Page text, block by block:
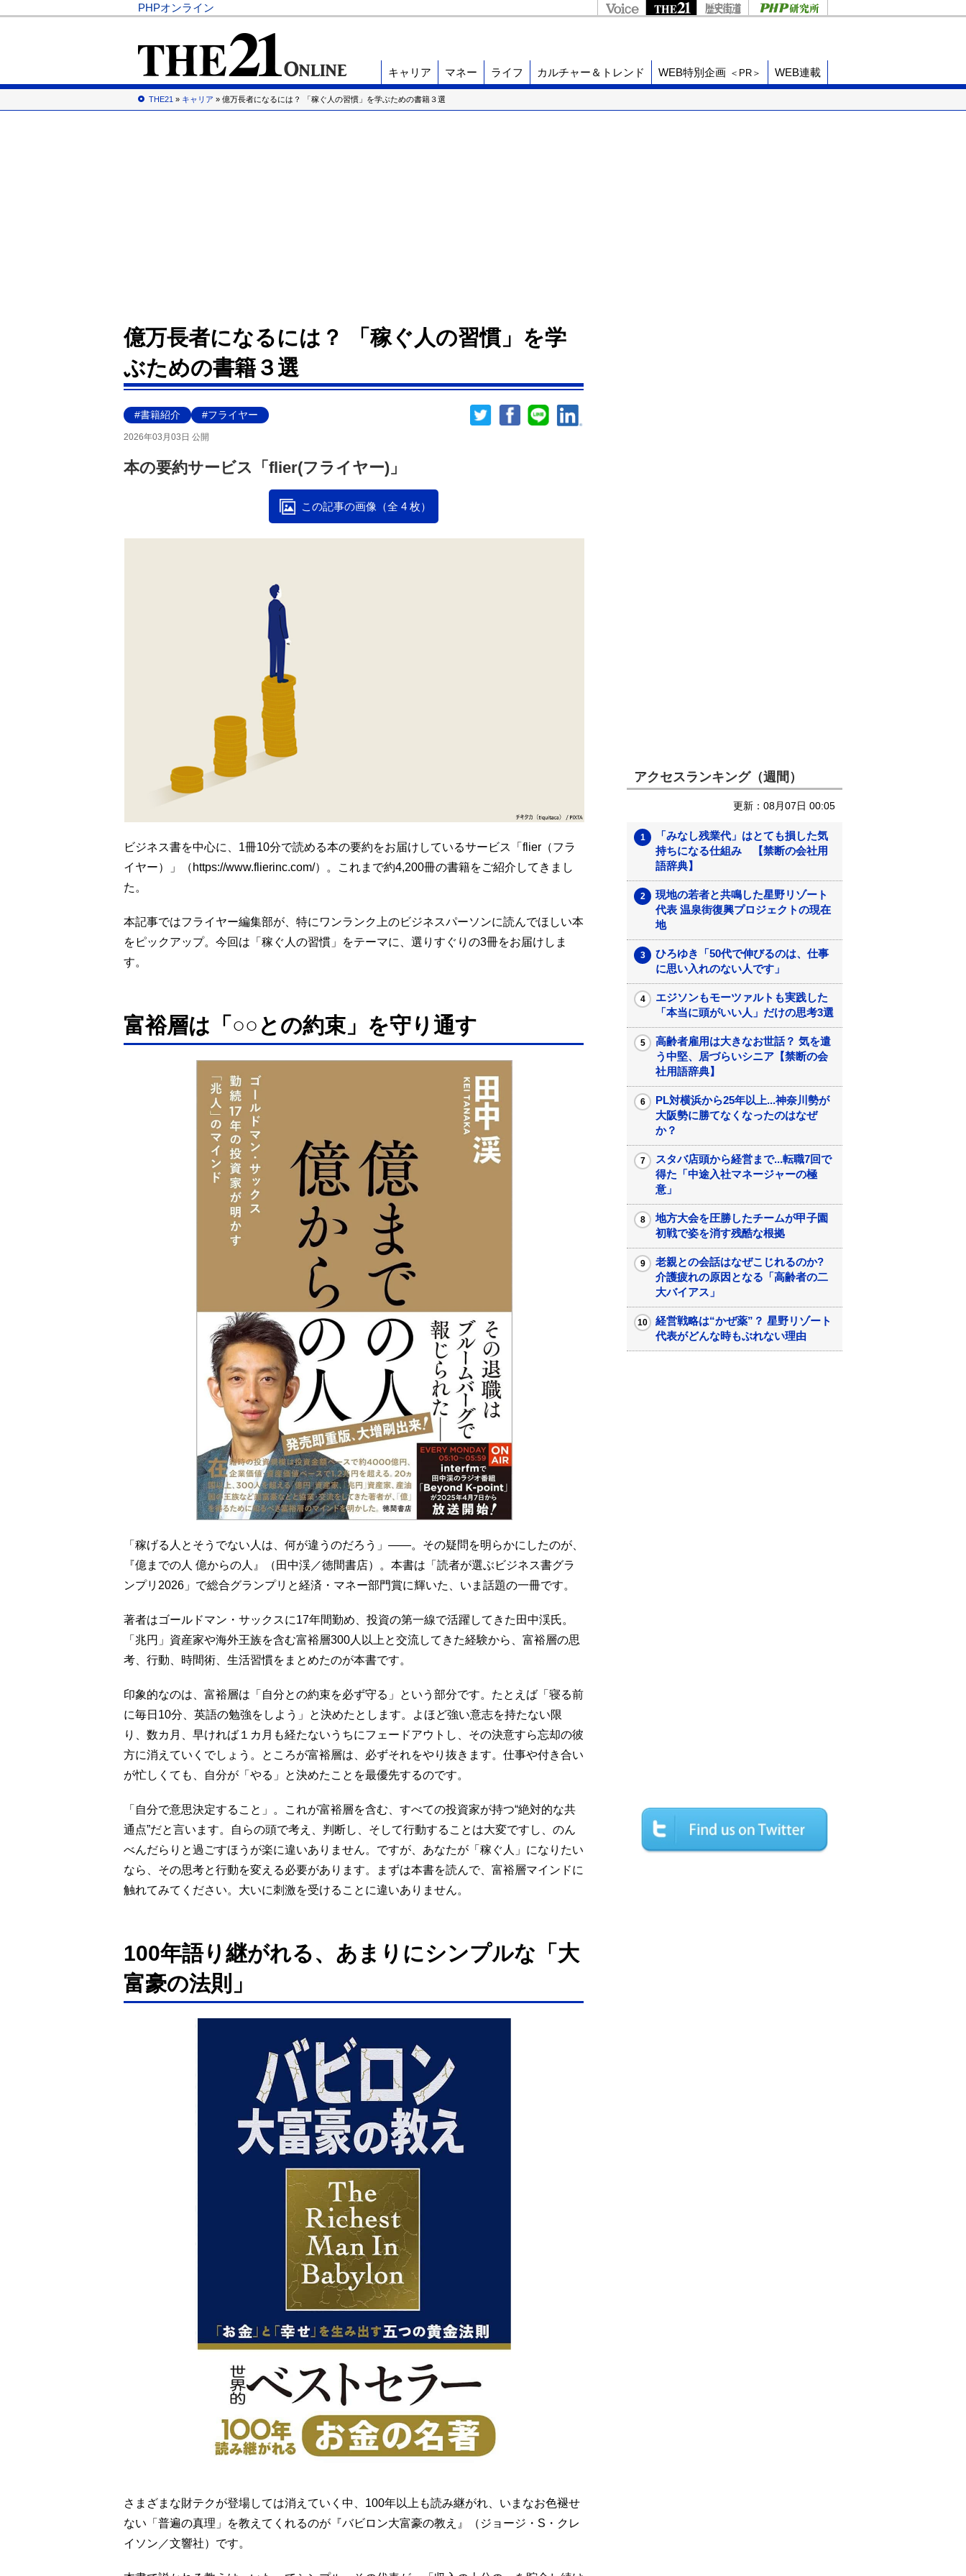
PHPオンライン
キャリア マネー ライフ カルチャー＆トレンド WEB特別企画 ＜PR＞ WEB連載
THE21 » キャリア » 億万長者になるには？ 「稼ぐ人の習慣」を学ぶための書籍３選
億万長者になるには？ 「稼ぐ人の習慣」を学
ぶための書籍３選
#書籍紹介 #フライヤー
2026年03月03日 公開
本の要約サービス「flier(フライヤー)」
この記事の画像（全 4 枚）
ビジネス書を中心に、1冊10分で読める本の要約をお届けしているサービス「flier（フラ
イヤー）」（https://www.flierinc.com/）。これまで約4,200冊の書籍をご紹介してきまし
た。
本記事ではフライヤー編集部が、特にワンランク上のビジネスパーソンに読んでほしい本
をピックアップ。今回は「稼ぐ人の習慣」をテーマに、選りすぐりの3冊をお届けしま
す。
富裕層は「○○との約束」を守り通す
「稼げる人とそうでない人は、何が違うのだろう」――。その疑問を明らかにしたのが、
『億までの人 億からの人』（田中渓／徳間書店）。本書は「読者が選ぶビジネス書グラ
ンプリ2026」で総合グランプリと経済・マネー部門賞に輝いた、いま話題の一冊です。
著者はゴールドマン・サックスに17年間勤め、投資の第一線で活躍してきた田中渓氏。
「兆円」資産家や海外王族を含む富裕層300人以上と交流してきた経験から、富裕層の思
考、行動、時間術、生活習慣をまとめたのが本書です。
印象的なのは、富裕層は「自分との約束を必ず守る」という部分です。たとえば「寝る前
に毎日10分、英語の勉強をしよう」と決めたとします。よほど強い意志を持たない限
り、数カ月、早ければ１カ月も経たないうちにフェードアウトし、その決意すら忘却の彼
方に消えていくでしょう。ところが富裕層は、必ずそれをやり抜きます。仕事や付き合い
が忙しくても、自分が「やる」と決めたことを最優先するのです。
「自分で意思決定すること」。これが富裕層を含む、すべての投資家が持つ“絶対的な共
通点”だと言います。自らの頭で考え、判断し、そして行動することは大変ですし、のん
べんだらりと過ごすほうが楽に違いありません。ですが、あなたが「稼ぐ人」になりたい
なら、その思考と行動を変える必要があります。まずは本書を読んで、富裕層マインドに
触れてみてください。大いに刺激を受けることに違いありません。
100年語り継がれる、あまりにシンプルな「大
富豪の法則」
さまざまな財テクが登場しては消えていく中、100年以上も読み継がれ、いまなお色褪せ
ない「普遍の真理」を教えてくれるのが『バビロン大富豪の教え』（ジョージ・S・クレ
イソン／文響社）です。
アクセスランキング（週間）
更新：08月07日 00:05
「みなし残業代」はとても損した気
持ちになる仕組み 【禁断の会社用
語辞典】
現地の若者と共鳴した星野リゾート
代表 温泉街復興プロジェクトの現在
地
ひろゆき「50代で伸びるのは、仕事
に思い入れのない人です」
エジソンもモーツァルトも実践した
「本当に頭がいい人」だけの思考3選
高齢者雇用は大きなお世話？ 気を遣
う中堅、居づらいシニア【禁断の会
社用語辞典】
PL対横浜から25年以上...神奈川勢が
大阪勢に勝てなくなったのはなぜ
か？
スタバ店頭から経営まで...転職7回で
得た「中途入社マネージャーの極
意」
地方大会を圧勝したチームが甲子園
初戦で姿を消す残酷な根拠
老親との会話はなぜこじれるのか?
介護疲れの原因となる「高齢者の二
大バイアス」
経営戦略は“かぜ薬”？ 星野リゾート
代表がどんな時もぶれない理由